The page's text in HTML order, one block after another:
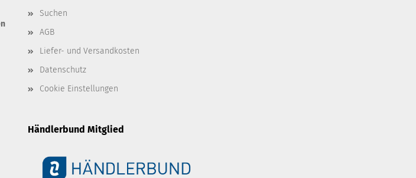
Suchen
AGB
Liefer- und Versandkosten
Datenschutz
Cookie Einstellungen
Händlerbund Mitglied